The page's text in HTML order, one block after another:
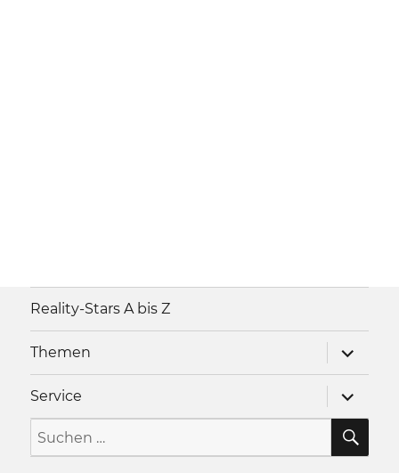
Reality-Stars A bis Z
Themen
anzeigen
Service
anzeigen
Suche
nach: